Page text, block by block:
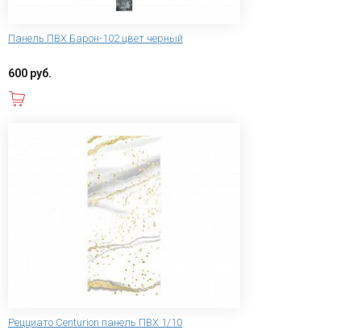
Панель ПВХ Барон-102 цвет черный
600 руб.
Рецциато Centurion панель ПВХ 1/10